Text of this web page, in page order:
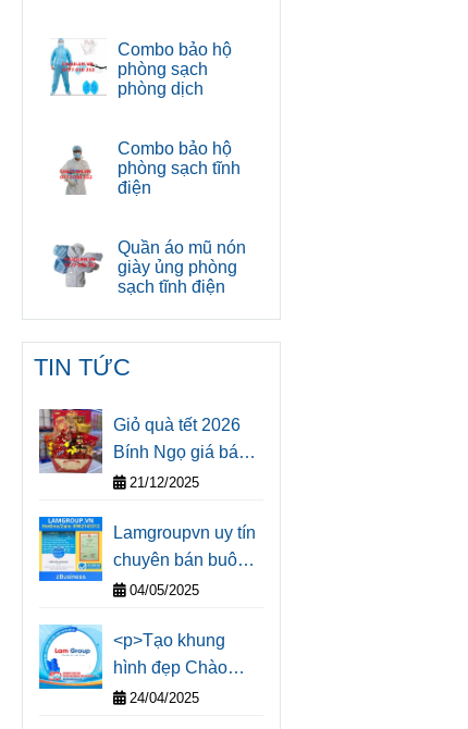
Combo bảo hộ
phòng sạch
phòng dịch
Combo bảo hộ
phòng sạch tĩnh
điện
Quần áo mũ nón
giày ủng phòng
sạch tĩnh điện
TIN TỨC
Giỏ quà tết 2026
Bính Ngọ giá bán
sỉ cho doanh
phố Hồ Chí Minh
21/12/2025
Lamgroupvn uy tín
chuyên bán buôn
giao hàng sỉ găng
động tại Thành
phố Hồ Chí Minh
và chành xe đi các
04/05/2025
<p>Tạo khung
hình đẹp Chào
mừng Lễ Kỹ niệm
24/04/2025